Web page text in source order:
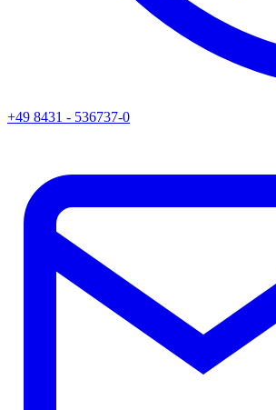
+49 8431 - 536737-0